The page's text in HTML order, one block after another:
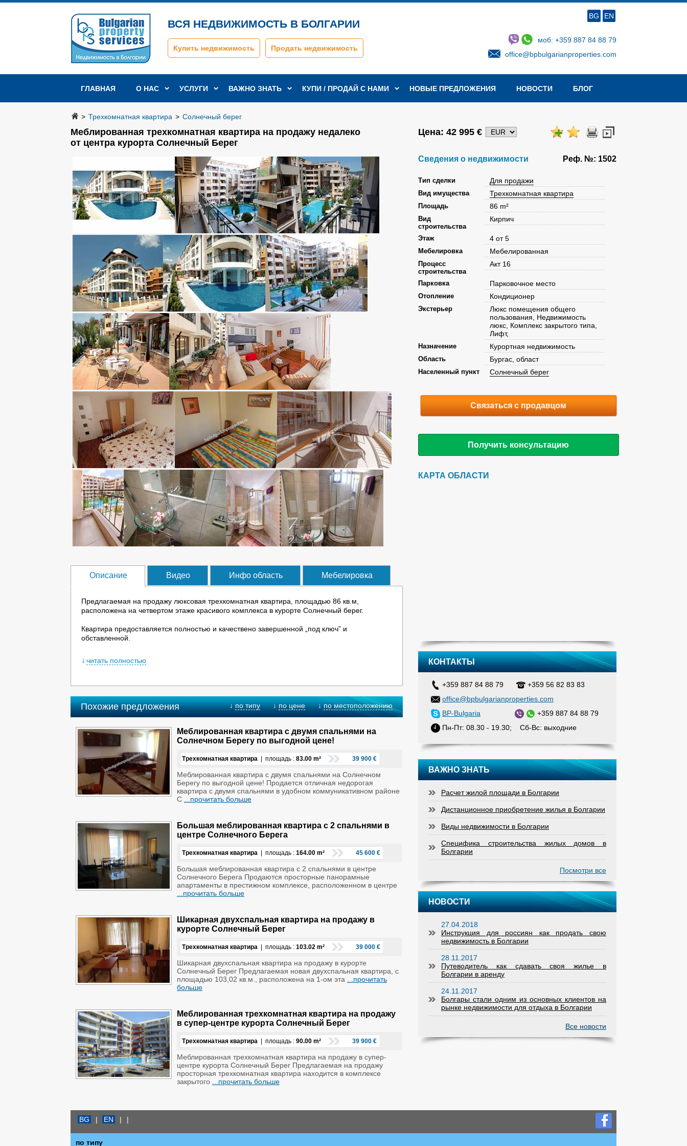
ВСЯ НЕДВИЖИМОСТЬ В БОЛГАРИИ
Купить недвижимость Продать недвижимость
BG EN
моб: +359 887 84 88 79
office@bpbulgarianproperties.com
ГЛАВНАЯ О НАС УСЛУГИ ВАЖНО ЗНАТЬ КУПИ / ПРОДАЙ С НАМИ НОВЫЕ ПРЕДЛОЖЕНИЯ НОВОСТИ БЛОГ
> Трехкомнатная квартира > Солнечный берег
Меблированная трехкомнатная квартира на продажу недалеко
от центра курорта Солнечный Берег
Цена: 42 995 €
Описание Видео Инфо область Мебелировка
Предлагаемая на продажу люксовая трехкомнатная квартира, площадью 86 кв.м,
расположена на четвертом этаже красивого комплекса в курорте Солнечный берег.
Квартира предоставляется полностью и качествено завершенной „под ключ” и
обставленной.
Просторная трехкомнатная квартира предлагается на продажу в полностью завершенном
виде с мебелью высокого качества.
В квартире: кухня, оснашенная посудомойкой, духовкой, плитой, вытяжкой, большим
В зале разположен раздвижной диван, телевизор.
Спальни просторные, оснашенная кроватьями, большими шкафами.
Квартира подходит для круглогодичного проживанияи сдачи в аренду.
Удобства комплекса:
· Продуктовый магазин
· Ресторан
· Охрана
· Бассейн
· Рынок (рядом)
· Автобусная остановка (200 м)
Годовое обслуживание - 400 евро
читать полностью
Похожие предложения по типу по цене по местоположению
Меблированная квартира с двумя спальнями на
Солнечном Берегу по выгодной цене!
Трехкомнатная квартира | площадь : 83.00 m² 39 900 €
Меблированная квартира с двумя спальнями на Солнечном
Берегу по выгодной цене! Продается отличная недорогая
квартира с двумя спальнями в удобном коммуникативном районе
С
...прочитать больше
Большая меблированная квартира с 2 спальнями в
центре Солнечного Берега
Трехкомнатная квартира | площадь : 164.00 m² 45 600 €
Большая меблированная квартира с 2 спальнями в центре
Солнечного Берега Продаются просторные панорамные
апартаменты в престижном комплексе, расположенном в центре
...прочитать больше
Шикарная двухспальная квартира на продажу в
курорте Солнечный Берег
Трехкомнатная квартира | площадь : 103.02 m² 39 000 €
Шикарная двухспальная квартира на продажу в курорте
Солнечный Берег Предлагаемая новая двухспальная квартира, с
площадью 103,02 кв.м., расположена на 1-ом эта
...прочитать
больше
Меблированная трехкомнатная квартира на продажу
в супер-центре курорта Солнечный Берег
Трехкомнатная квартира | площадь : 90.00 m² 39 900 €
Меблированная трехкомнатная квартира на продажу в супер-
центре курорта Солнечный Берег Предлагаемая на продажу
просторная трехкомнатная квартира находится в комплексе
закрытого
...прочитать больше
Сведения о недвижимости Реф. №: 1502
Tип сделки Для продажи
Вид имущества Трехкомнатная квартира
Площадь 86 m²
Вид
строительства
Кирпич
Этаж 4 от 5
Мебелировка Мебелированная
Процесс
строительства
Акт 16
Парковка Парковочное место
Отопление Кондиционер
Экстерьер
Люкс помещения общего
пользования, Недвижимость
люкс, Комплекс закрытого типа,
Лифт,
Назначение Курортная недвижимость
Область Бургас, област
Населенный пункт Солнечный берег
Связаться с продавцом
Получить консультацию
КАРТА ОБЛАСТИ
КОНТАКТЫ
+359 887 84 88 79
+359 56 82 83 83
office@bpbulgarianproperties.com
BP-Bulgaria
+359 887 84 88 79
Пн-Пт: 08.30 - 19.30; Сб-Вс: выходние
ВАЖНО ЗНАТЬ
Расчет жилой площади в Болгарии
Дистанционное приобретение жилья в Болгарии
Виды недвижимости в Болгарии
Специфика строительства жилых домов в
Болгарии
Посмотри все
НОВОСТИ
27.04.2018
Инструкция для россиян как продать свою
недвижимость в Болгарии
28.11.2017
Путеводитель как сдавать своя жилье в
Болгарии в аренду
24.11.2017
Болгары стали одним из основных клиентов на
рынке недвижимости для отдыха в Болгарии
Все новости
BG | EN | |
по типу